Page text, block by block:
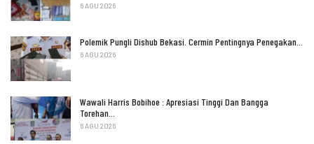
6 AGU 2026
Polemik Pungli Dishub Bekasi. Cermin Pentingnya Penegakan…
6 AGU 2026
Wawali Harris Bobihoe : Apresiasi Tinggi Dan Bangga
Torehan…
6 AGU 2026